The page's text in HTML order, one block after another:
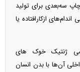
سه‌بعدی برای تولید
ازکارافتاده یا
ژنتیک خوک های
آن‌ها با بدن انسان